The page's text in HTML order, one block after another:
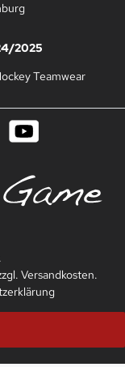
2025
Teamwear
Versandkosten.